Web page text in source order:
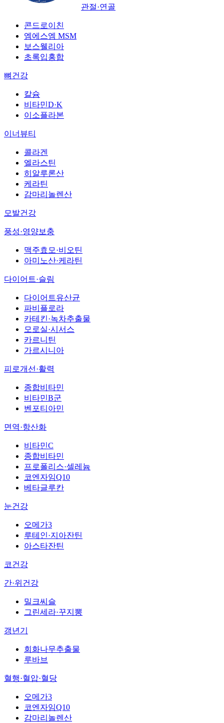
관절·연골
콘드로이친
엠에스엠 MSM
보스웰리아
초록입홍합
뼈건강
칼슘
비타민D·K
이소플라본
이너뷰티
콜라겐
엘라스틴
히알루론산
케라틴
감마리놀렌산
모발건강
풍성·영양보충
맥주효모·비오틴
아미노산·케라틴
다이어트·슬림
다이어트유산균
파비플로라
카테킨·녹차추출물
모로실·시서스
카르니틴
가르시니아
피로개선·활력
종합비타민
비타민B군
벤포티아민
면역·항산화
비타민C
종합비타민
프로폴리스·셀레늄
코엔자임Q10
베타글루칸
눈건강
오메가3
루테인·지아잔틴
아스타잔틴
코건강
간·위건강
밀크씨슬
그린세라·꾸지뽕
갱년기
회화나무추출물
루바브
혈행·혈압·혈당
오메가3
코엔자임Q10
감마리놀렌산